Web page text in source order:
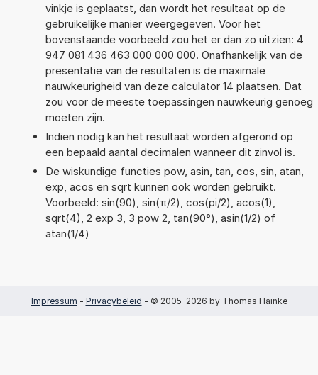
vinkje is geplaatst, dan wordt het resultaat op de
gebruikelijke manier weergegeven. Voor het
bovenstaande voorbeeld zou het er dan zo uitzien: 4
947 081 436 463 000 000 000. Onafhankelijk van de
presentatie van de resultaten is de maximale
nauwkeurigheid van deze calculator 14 plaatsen. Dat
zou voor de meeste toepassingen nauwkeurig genoeg
moeten zijn.
Indien nodig kan het resultaat worden afgerond op
een bepaald aantal decimalen wanneer dit zinvol is.
De wiskundige functies pow, asin, tan, cos, sin, atan,
exp, acos en sqrt kunnen ook worden gebruikt.
Voorbeeld: sin(90), sin(π/2), cos(pi/2), acos(1),
sqrt(4), 2 exp 3, 3 pow 2, tan(90°), asin(1/2) of
atan(1/4)
Impressum - Privacybeleid - © 2005-2026 by Thomas Hainke